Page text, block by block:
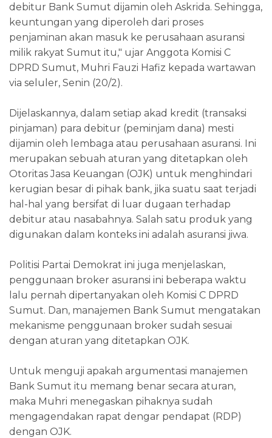
debitur Bank Sumut dijamin oleh Askrida. Sehingga,
keuntungan yang diperoleh dari proses
penjaminan akan masuk ke perusahaan asuransi
milik rakyat Sumut itu," ujar Anggota Komisi C
DPRD Sumut, Muhri Fauzi Hafiz kepada wartawan
via seluler, Senin (20/2).
Dijelaskannya, dalam setiap akad kredit (transaksi
pinjaman) para debitur (peminjam dana) mesti
dijamin oleh lembaga atau perusahaan asuransi. Ini
merupakan sebuah aturan yang ditetapkan oleh
Otoritas Jasa Keuangan (OJK) untuk menghindari
kerugian besar di pihak bank, jika suatu saat terjadi
hal-hal yang bersifat di luar dugaan terhadap
debitur atau nasabahnya. Salah satu produk yang
digunakan dalam konteks ini adalah asuransi jiwa.
Politisi Partai Demokrat ini juga menjelaskan,
penggunaan broker asuransi ini beberapa waktu
lalu pernah dipertanyakan oleh Komisi C DPRD
Sumut. Dan, manajemen Bank Sumut mengatakan
mekanisme penggunaan broker sudah sesuai
dengan aturan yang ditetapkan OJK.
Untuk menguji apakah argumentasi manajemen
Bank Sumut itu memang benar secara aturan,
maka Muhri menegaskan pihaknya sudah
mengagendakan rapat dengar pendapat (RDP)
dengan OJK.